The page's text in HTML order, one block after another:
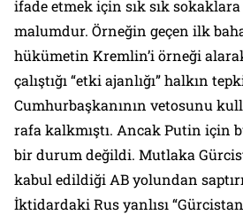
ifade etmek için sık sık
malumdur. Örneğin geçen ilk
hükümetin Kremlin’i örneği
çalıştığı “etki ajanlığı” halkın
Cumhurbaşkanının vetosunu
rafa kalkmıştı. Ancak Putin için
bir durum değildi. Mutlaka
kabul edildiği AB yolundan
İktidardaki Rus yanlısı